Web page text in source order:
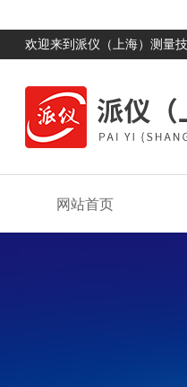
欢迎来到派仪（上海）测量
网站首页